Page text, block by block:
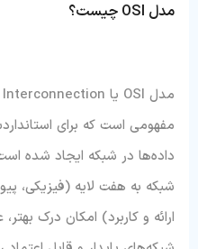
مدل OSI چیست؟
مفهومی است که برای
داده‌ها در شبکه ایجاد شده
شبکه به هفت لایه (فیزیکی،
ارائه و کاربرد) امکان درک